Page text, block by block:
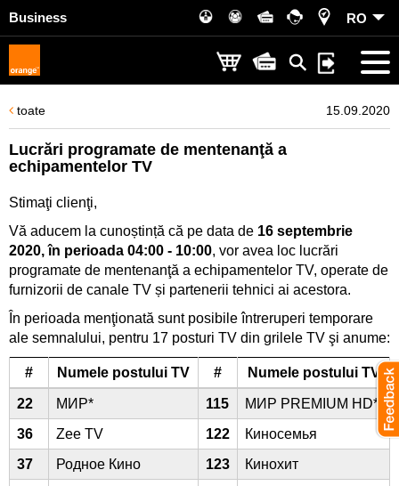
Business RO
toate 15.09.2020
Lucrări programate de mentenanţă a
echipamentelor TV
Stimaţi clienţi,
Vă aducem la cunoștință că pe data de 16 septembrie
2020, în perioada 04:00 - 10:00, vor avea loc lucrări
programate de mentenanţă a echipamentelor TV, operate de
furnizorii de canale TV și partenerii tehnici ai acestora.
În perioada menţionată sunt posibile întreruperi temporare
ale semnalului, pentru 17 posturi TV din grilele TV şi anume:
# Numele postului TV # Numele postului TV
22 МИР* 115
МИР PREMIUM HD*
36
Zee TV 122
Киносемья
37
Родное Кино 123
Кинохит